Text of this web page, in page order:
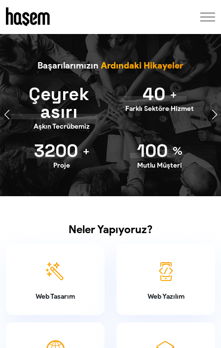
Başarılarımızın Ardındaki Hikayeler
Çeyrek
asırı
Aşkın Tecrübemiz
40 +
Farklı Sektöre Hizmet
3200 +
Proje
100 %
Mutlu Müşteri
Neler Yapıyoruz?
Web Tasarım Web Yazılım